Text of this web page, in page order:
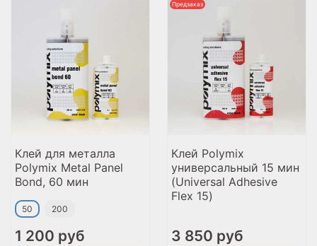
Клей для металла
Polymix Metal Panel
Bond, 60 мин
50 200
1 200 руб
Предзаказ
Клей Polymix
универсальный 15 мин
(Universal Adhesive
Flex 15)
3 850 руб